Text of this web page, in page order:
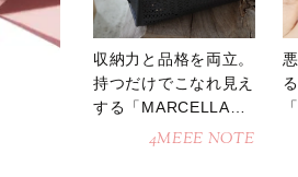
収納力と品格を両立。
持つだけでこなれ見え
する「MARCELLAト
ートバッグ」4MEEE NOTE